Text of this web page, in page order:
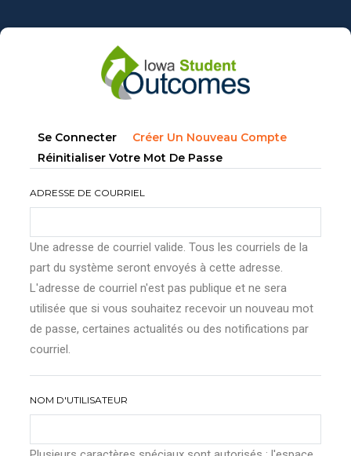
au
Onglets
principaux
Se Connecter Créer Un Nouveau Compte
Réinitialiser Votre Mot De Passe
ADRESSE DE COURRIEL
Une adresse de courriel valide. Tous les courriels de la
part du système seront envoyés à cette adresse.
L'adresse de courriel n'est pas publique et ne sera
utilisée que si vous souhaitez recevoir un nouveau mot
de passe, certaines actualités ou des notifications par
courriel.
NOM D'UTILISATEUR